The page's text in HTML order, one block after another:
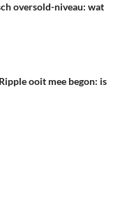
oversold-niveau: wat
ooit mee begon: is